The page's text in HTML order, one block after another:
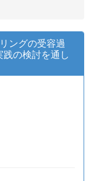
ングの受容過
の検討を通し